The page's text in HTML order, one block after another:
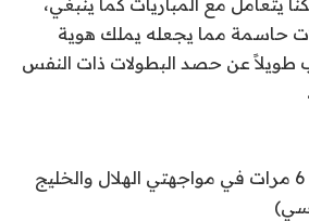
يتعامل مع المباريات كما ينبغي،
حاسمة مما يجعله يملك هوية
طويلاً عن حصد البطولات ذات النفس
فرحة شبابية تكررت 6 مرات في مواجهتي الهلال والخليج